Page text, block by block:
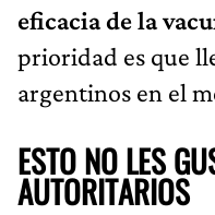
eficacia de la
prioridad es que
argentinos en el
ESTO NO LES
AUTORITARIOS